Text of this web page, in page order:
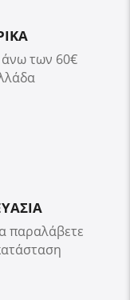
άνω των 60€
παραλάβετε